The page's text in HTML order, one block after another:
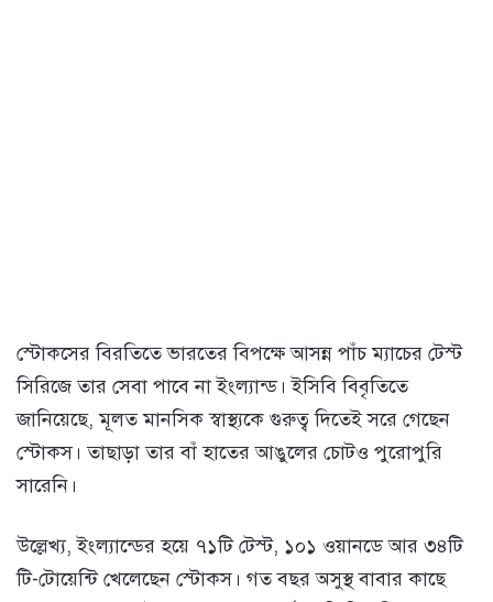
স্টোকসের বিরতিতে ভারতের বিপক্ষে আসন্ন পাঁচ ম্যাচের টেস্ট
সিরিজে তার সেবা পাবে না ইংল্যান্ড। ইসিবি বিবৃতিতে
জানিয়েছে, মূলত মানসিক স্বাস্থ্যকে গুরুত্ব দিতেই সরে গেছেন
স্টোকস। তাছাড়া তার বাঁ হাতের আঙুলের চোটও পুরোপুরি
সারেনি।
উল্লেখ্য, ইংল্যান্ডের হয়ে ৭১টি টেস্ট, ১০১ ওয়ানডে আর ৩৪টি
টি-টোয়েন্টি খেলেছেন স্টোকস। গত বছর অসুস্থ বাবার কাছে